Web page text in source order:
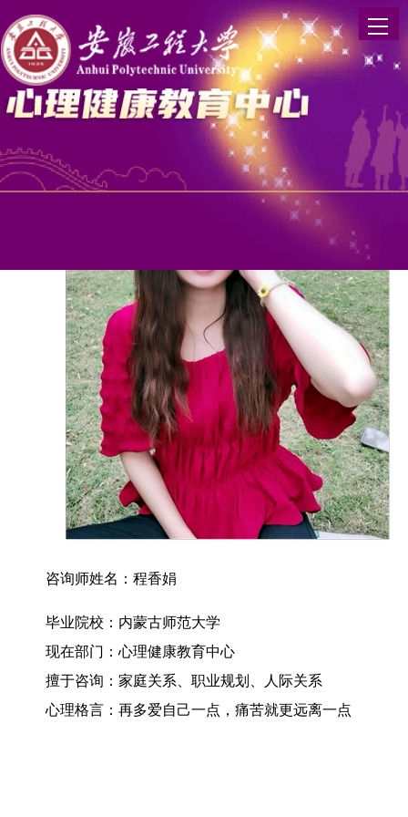
咨询师姓名：程香娟
毕业院校：内蒙古师范大学
现在部门：心理健康教育中心
擅于咨询：家庭关系、职业规划、人际关系
心理格言：再多爱自己一点，痛苦就更远离一点